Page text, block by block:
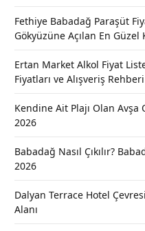
Fethiye Babadağ Paraşüt
Gökyüzüne Açılan En Güzel
Ertan Market Alkol Fiyat
Fiyatları ve Alışveriş Rehberi
Kendine Ait Plajı Olan
2026
Babadağ Nasıl Çıkılır?
2026
Dalyan Terrace Hotel
Alanı